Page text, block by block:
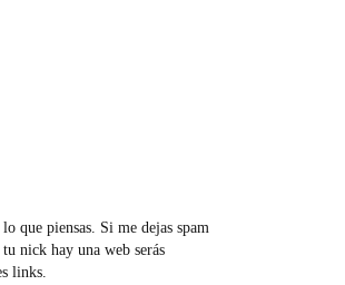
que piensas. Si me dejas spam
nick hay una web serás
links.